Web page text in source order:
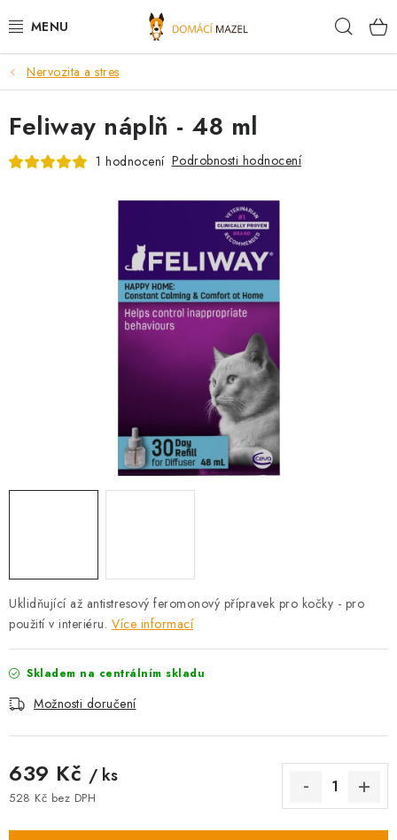
na
DOPORUČUJEME
VÝPRODEJ SKLADU
PSI
PRO CHOVATELE
PETLOVER
DOPRAVA PO OSTRAVĚ, HLUČÍNĚ A OKOLÍ
Kontakt Možnosti dopravy
Hodnocení obchodu
Nervozita a stres
Uklidňující až antistresový feromonový přípravek pro kočky - pro
použití v interiéru. Více informací
Skladem na centrálním skladu
Možnosti doručení
639 Kč / ks
528 Kč bez DPH
Feliway náplň - 48 ml
1 hodnocení Podrobnosti hodnocení